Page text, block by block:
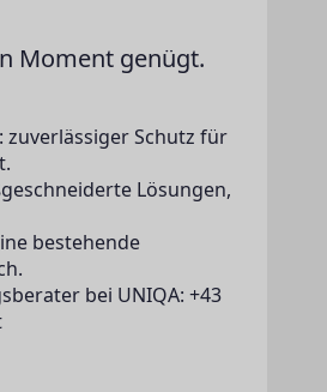
Moment genügt.
Schutz für
Lösungen,
bestehende
bei UNIQA: +43